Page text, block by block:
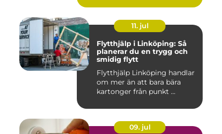
11. jul
Flytthjälp i Linköping: Så
planerar du en trygg och
smidig flytt
Flytthjälp Linköping handlar
om mer än att bara bära
kartonger från punkt ...
09. jul